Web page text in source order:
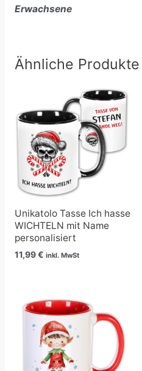
Erwachsene
Ähnliche Produkte
Unikatolo Tasse Ich hasse
WICHTELN mit Name
personalisiert
11,99€ inkl. MwSt